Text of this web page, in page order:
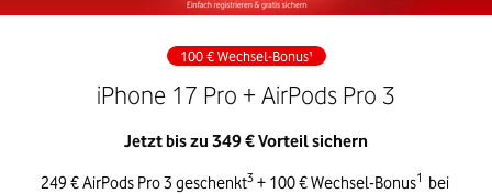
100 € Wechsel-Bonus¹
iPhone 17 Pro + AirPods Pro 3
Jetzt bis zu 349 € Vorteil sichern
249 € AirPods Pro 3 geschenkt3 + 100 € Wechsel-Bonus1 bei